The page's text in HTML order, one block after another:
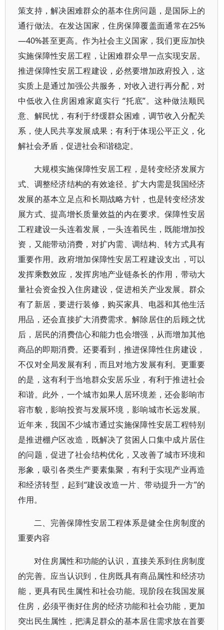
策支持，解决困难群众的基本住房问题，是国际上的
通行做法。在发达国家，住房保障覆盖面通常在25%
—40%甚至更高。作为社会主义国家，我们更应加快
实施保障性安居工程，让困难群众早一点实现安居。
推进保障性安居工程建设，必然要增加政府投入，这
实质上是通过加强公共服务，对收入进行再分配，对
中低收入住房困难家庭实行 “托底”。这种做法顺民
意、解民忧，有利于纾缓群众困难，调节收入分配关
系，使人民共享发展成果；有利于体现公平正义，化
解社会矛盾，促进社会和谐稳定。
大规模实施保障性安居工程，是转变经济发展方
式、调整经济结构的有效途径。扩大内需是我国经济
发展的基本立足点和长期战略方针，也是转变经济发
展方式、提高增长质量效益的内在要求。保障性安居
工程建设一头连着发展，一头连着民生，既能增加投
资，又能带动消费，对扩内需、调结构、转方式具有
重要作用。政府增加保障性安居工程建设支出，可以
发挥乘数效应，发挥房地产业链条长的作用，带动大
量社会资金投入住房建设，促进相关产业发展。群众
有了新居，要进行装修，购买家具、电器和其他生活
用品，还会直接扩大消费需求。解除居住的后顾之忧
后，居民的消费信心和能力也会增强，从而增加其他
商品的即期消费。还要看到，推进保障性住房建设，
不仅对全局发展有利，而且对地方发展有利。更重要
的是，这有利于当地群众安居乐业，有利于推进社会
和谐。此外，一个城市如果人居环境差，还会影响市
容市貌，影响投资与发展环境，影响城市长远发展。
近年来，我国不少城市通过实施保障性安居工程特别
是推进棚户区改造，既解决了贫困人口集中成片居住
的问题，促进了社会结构优化，又改善了城市环境和
形象，吸引各类生产要素集聚，有利于实现产业再造
和经济转型，起到“建设改造一片、带动提升一方”的
作用。
二、完善保障性安居工程体系是健全住房制度的
重要内容
对住房属性和功能的认识，直接关系到住房制度
的完善。应当认识到，住房既具有商品属性和经济功
能，更具有民生属性和社会功能。现阶段在我国发展
住房，必须平衡好住房的经济功能和社会功能，更加
突出民生属性，把满足群众的基本居住需求放在首要